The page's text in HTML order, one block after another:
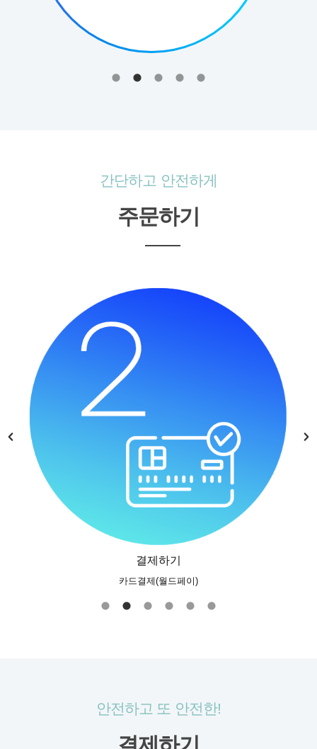
간단하고 안전하게
주문하기
배송준비
안전하고 또 안전한!
결제하기